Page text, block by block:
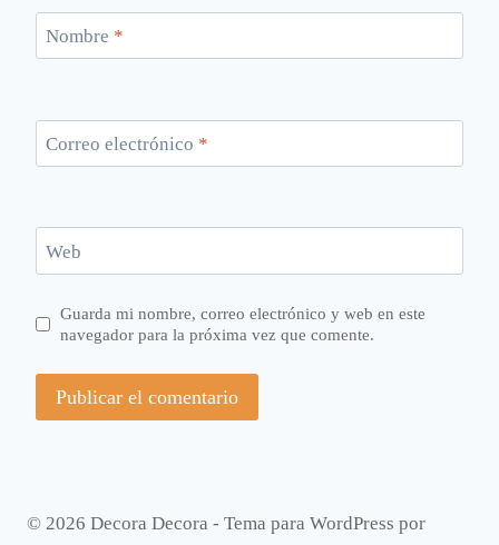
Nombre *
Correo electrónico *
Web
Guarda mi nombre, correo electrónico y web en este
navegador para la próxima vez que comente.
© 2026 Decora Decora - Tema para WordPress por